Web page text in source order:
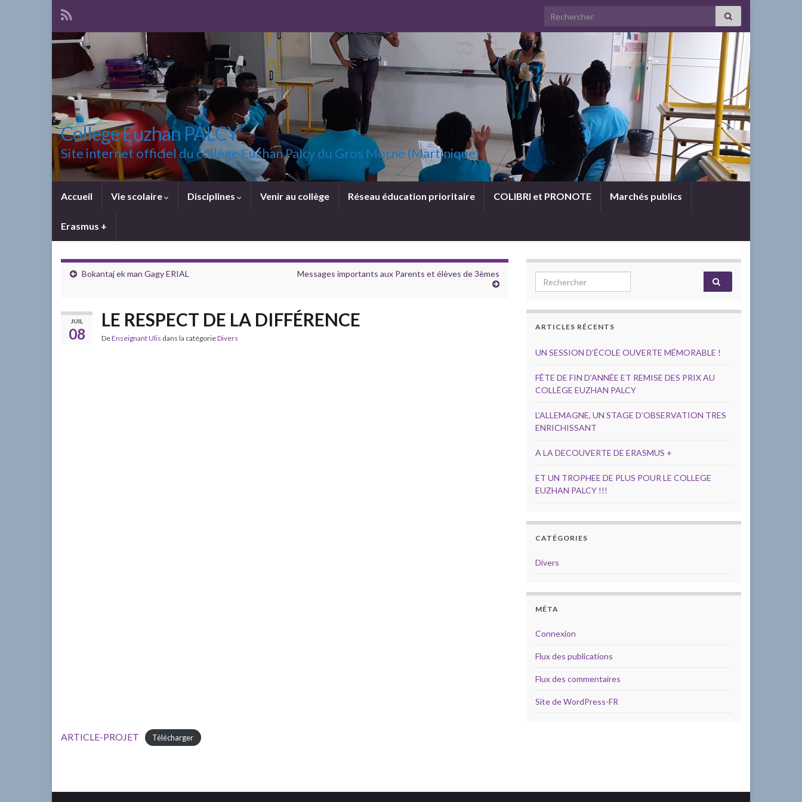
Search for:
College Euzhan PALCY
Site internet officiel du collège Euzhan Palcy du Gros Morne (Martinique)
Accueil Vie scolaire Disciplines Venir au collège Réseau éducation prioritaire COLIBRI et PRONOTE Marchés publics
Erasmus +
Bokantaj ek man Gagy ERIAL Messages importants aux Parents et élèves de 3èmes
JUIL
08
LE RESPECT DE LA DIFFÉRENCE
DeEnseignant Ulis dans la catégorieDivers
ARTICLE-PROJET Télécharger
Search for:
ARTICLES RÉCENTS
UN SESSION D’ÉCOLE OUVERTE MÉMORABLE !
FÊTE DE FIN D’ANNÉE ET REMISE DES PRIX AU
COLLÈGE EUZHAN PALCY
L’ALLEMAGNE, UN STAGE D’OBSERVATION TRES
ENRICHISSANT
A LA DECOUVERTE DE ERASMUS +
ET UN TROPHEE DE PLUS POUR LE COLLEGE
EUZHAN PALCY !!!
CATÉGORIES
Divers
MÉTA
Connexion
Flux des publications
Flux des commentaires
Site de WordPress-FR